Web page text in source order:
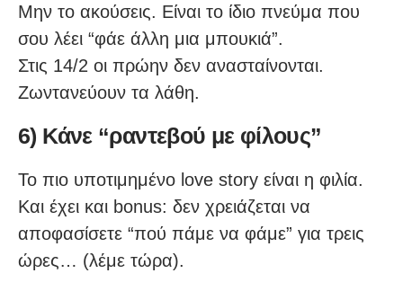
Μην το ακούσεις. Είναι το ίδιο πνεύμα που
σου λέει “φάε άλλη μια μπουκιά”.
Στις 14/2 οι πρώην δεν ανασταίνονται.
Ζωντανεύουν τα λάθη.
6) Κάνε “ραντεβού με φίλους”
Το πιο υποτιμημένο love story είναι η φιλία.
Και έχει και bonus: δεν χρειάζεται να
αποφασίσετε “πού πάμε να φάμε” για τρεις
ώρες… (λέμε τώρα).